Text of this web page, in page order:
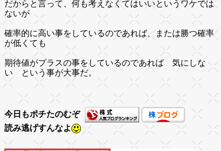
だからと言って、何も考えなくてはいいというワケでは
ないが
確率的に高い事をしているのであれば、または勝つ確率
が低くても
期待値がプラスの事をしているのであれば 気にしな
い という事が大事だ。
今日もポチたのむぞ
読み逃げすんなよ